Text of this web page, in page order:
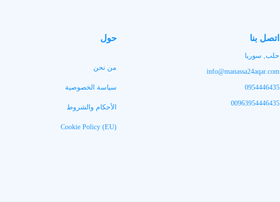
اتصل بنا
حلب, سوريا
info@manassa24aqar.com
0954446435
00963954446435
حول
من نحن
سياسة الخصوصية
الأحكام والشروط
Cookie Policy (EU)